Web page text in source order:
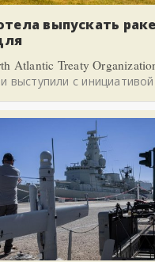
выпускать
Atlantic Treaty
выступили с инициативой